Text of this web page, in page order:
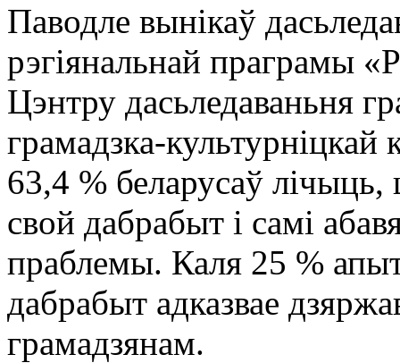
Паводле вынікаў
рэгіянальнай праграмы
Цэнтру дасьледаваньня
грамадзка-культурніцкай
63,4 % беларусаў
свой дабрабыт і самі
праблемы. Каля 25 %
дабрабыт адказвае
грамадзянам.